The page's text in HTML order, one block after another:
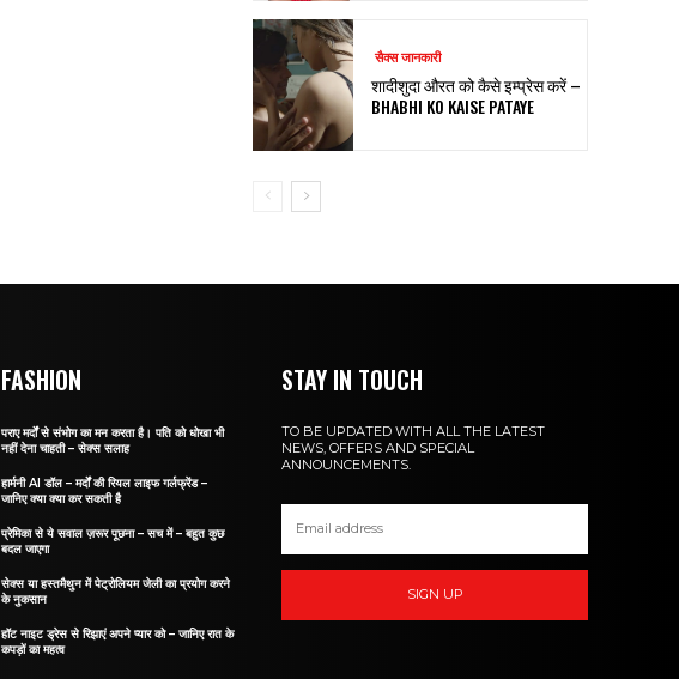
सैक्स जानकारी
शादीशुदा औरत को कैसे इम्प्रेस करें –
BHABHI KO KAISE PATAYE
FASHION
पराए मर्दों से संभोग का मन करता है। पति को धोखा भी
नहीं देना चाहती – सेक्स सलाह
हार्मनी AI डॉल – मर्दों की रियल लाइफ गर्लफ्रेंड –
जानिए क्या क्या कर सकती है
प्रेमिका से ये सवाल ज़रूर पूछना – सच में – बहुत कुछ
बदल जाएगा
सेक्स या हस्तमैथुन में पेट्रोलियम जेली का प्रयोग करने
के नुकसान
हॉट नाइट ड्रेस से रिझाएं अपने प्यार को – जानिए रात के
कपड़ों का महत्व
STAY IN TOUCH
TO BE UPDATED WITH ALL THE LATEST
NEWS, OFFERS AND SPECIAL
ANNOUNCEMENTS.
SIGN UP